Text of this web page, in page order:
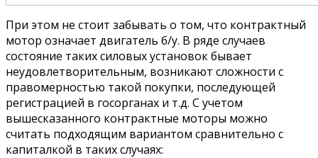
При этом не стоит забывать о том, что контрактный
мотор означает двигатель б/у. В ряде случаев
состояние таких силовых установок бывает
неудовлетворительным, возникают сложности с
правомерностью такой покупки, последующей
регистрацией в госорганах и т.д. С учетом
вышесказанного контрактные моторы можно
считать подходящим вариантом сравнительно с
капиталкой в таких случаях: